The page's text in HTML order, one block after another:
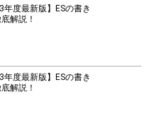
年度最新版】ESの書き
解説！
年度最新版】ESの書き
解説！